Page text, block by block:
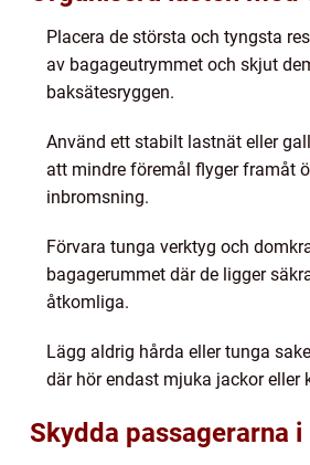
Placera de största och tyngsta
av bagageutrymmet och skjut
baksätesryggen.
Använd ett stabilt lastnät eller
att mindre föremål flyger framåt
inbromsning.
Förvara tunga verktyg och
bagagerummet där de ligger
åtkomliga.
Lägg aldrig hårda eller tunga
där hör endast mjuka jackor eller
Skydda passagerarna i